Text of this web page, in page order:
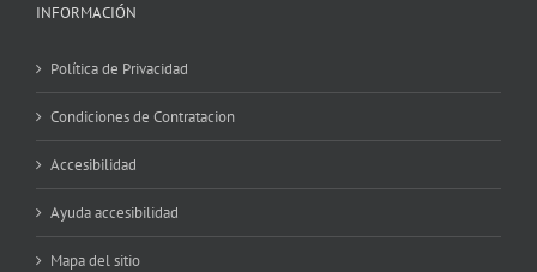
INFORMACIÓN
Política de Privacidad
Condiciones de Contratacion
Accesibilidad
Ayuda accesibilidad
Mapa del sitio